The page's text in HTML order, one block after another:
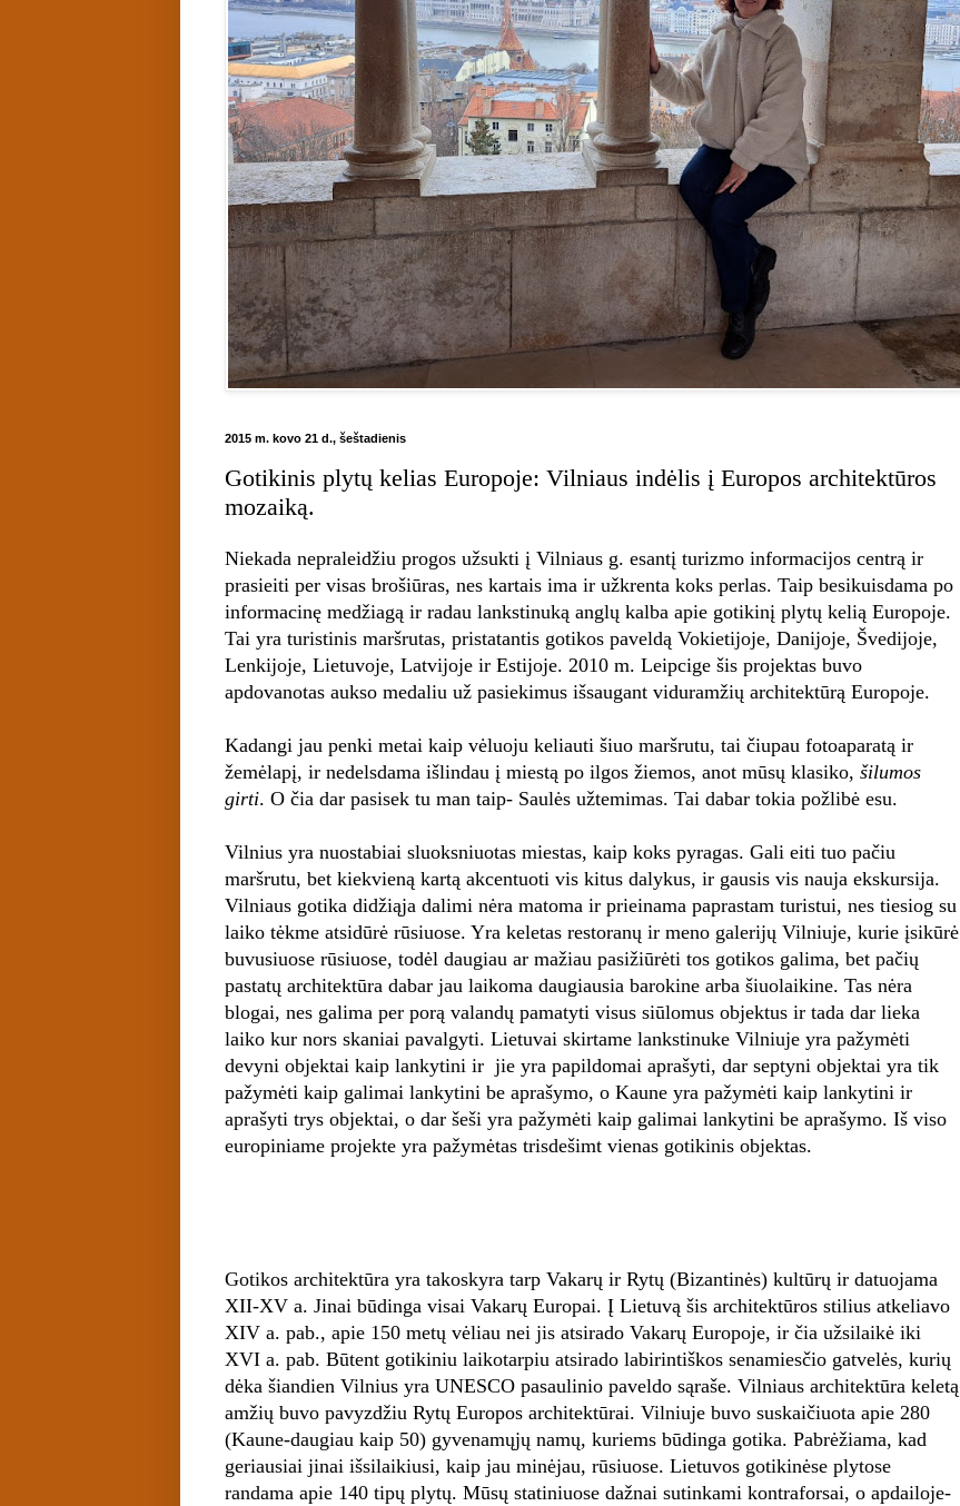
2015 m. kovo 21 d., šeštadienis
Gotikinis plytų kelias Europoje: Vilniaus indėlis į Europos architektūros
mozaiką.
Niekada nepraleidžiu progos užsukti į Vilniaus g. esantį turizmo informacijos centrą ir
prasieiti per visas brošiūras, nes kartais ima ir užkrenta koks perlas. Taip besikuisdama po
informacinę medžiagą ir radau lankstinuką anglų kalba apie gotikinį plytų kelią Europoje.
Tai yra turistinis maršrutas, pristatantis gotikos paveldą Vokietijoje, Danijoje, Švedijoje,
Lenkijoje, Lietuvoje, Latvijoje ir Estijoje. 2010 m. Leipcige šis projektas buvo
apdovanotas aukso medaliu už pasiekimus išsaugant viduramžių architektūrą Europoje.
Kadangi jau penki metai kaip vėluoju keliauti šiuo maršrutu, tai čiupau fotoaparatą ir
žemėlapį, ir nedelsdama išlindau į miestą po ilgos žiemos, anot mūsų klasiko, šilumos
girti. O čia dar pasisek tu man taip- Saulės užtemimas. Tai dabar tokia požlibė esu.
Vilnius yra nuostabiai sluoksniuotas miestas, kaip koks pyragas. Gali eiti tuo pačiu
maršrutu, bet kiekvieną kartą akcentuoti vis kitus dalykus, ir gausis vis nauja ekskursija.
Vilniaus gotika didžiąja dalimi nėra matoma ir prieinama paprastam turistui, nes tiesiog su
laiko tėkme atsidūrė rūsiuose. Yra keletas restoranų ir meno galerijų Vilniuje, kurie įsikūrė
buvusiuose rūsiuose, todėl daugiau ar mažiau pasižiūrėti tos gotikos galima, bet pačių
pastatų architektūra dabar jau laikoma daugiausia barokine arba šiuolaikine. Tas nėra
blogai, nes galima per porą valandų pamatyti visus siūlomus objektus ir tada dar lieka
laiko kur nors skaniai pavalgyti. Lietuvai skirtame lankstinuke Vilniuje yra pažymėti
devyni objektai kaip lankytini ir jie yra papildomai aprašyti, dar septyni objektai yra tik
pažymėti kaip galimai lankytini be aprašymo, o Kaune yra pažymėti kaip lankytini ir
aprašyti trys objektai, o dar šeši yra pažymėti kaip galimai lankytini be aprašymo. Iš viso
europiniame projekte yra pažymėtas trisdešimt vienas gotikinis objektas.
Gotikos architektūra yra takoskyra tarp Vakarų ir Rytų (Bizantinės) kultūrų ir datuojama
XII-XV a. Jinai būdinga visai Vakarų Europai. Į Lietuvą šis architektūros stilius atkeliavo
XIV a. pab., apie 150 metų vėliau nei jis atsirado Vakarų Europoje, ir čia užsilaikė iki
XVI a. pab. Būtent gotikiniu laikotarpiu atsirado labirintiškos senamiesčio gatvelės, kurių
dėka šiandien Vilnius yra UNESCO pasaulinio paveldo sąraše. Vilniaus architektūra keletą
amžių buvo pavyzdžiu Rytų Europos architektūrai. Vilniuje buvo suskaičiuota apie 280
(Kaune-daugiau kaip 50) gyvenamųjų namų, kuriems būdinga gotika. Pabrėžiama, kad
geriausiai jinai išsilaikiusi, kaip jau minėjau, rūsiuose. Lietuvos gotikinėse plytose
randama apie 140 tipų plytų. Mūsų statiniuose dažnai sutinkami kontraforsai, o apdailoje-